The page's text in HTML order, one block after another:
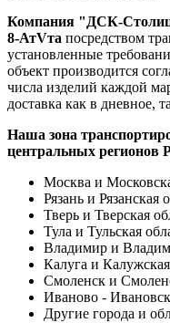
Компания "ДСК-
8-АтVта посредством
установленные
объект производится
числа изделий каждой
доставка как в дневное,
Наша зона
центральных регионов
Москва и
Рязань и Рязанская
Тверь и Тверская
Тула и Тульская
Владимир и
Калуга и
Смоленск и
Иваново -
Другие города и